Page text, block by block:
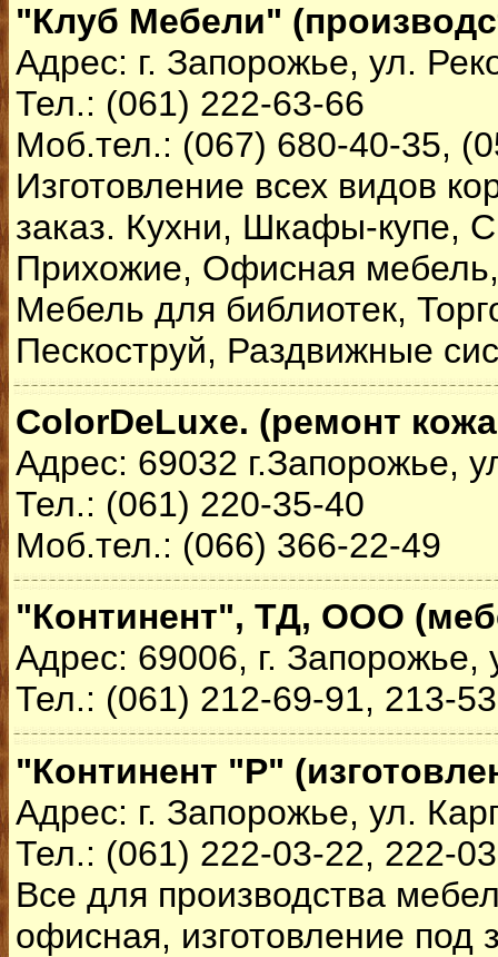
"Клуб Мебели"
Адрес: г. Запорожье, ул.
Тел.: (061) 222-63-66
Моб.тел.: (067) 680-40-35,
Изготовление всех видов
заказ. Кухни, Шкафы-купе,
Прихожие, Офисная
Мебель для библиотек,
Пескоструй, Раздвижные
ColorDeLuxe. (ремонт
Адрес: 69032 г.Запорожье,
Тел.: (061) 220-35-40
Моб.тел.: (066) 366-22-49
"Континент", ТД, ООО
Адрес: 69006, г. Запорожье,
Тел.: (061) 212-69-91, 213-
"Континент "Р"
Адрес: г. Запорожье, ул.
Тел.: (061) 222-03-22, 222-
Все для производства
офисная, изготовление под